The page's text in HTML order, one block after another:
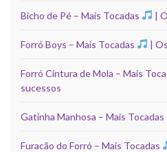
Bicho de Pé – Mais Tocadas |
Forró Boys – Mais Tocadas |
Forró Cintura de Mola – Mais
sucessos
Gatinha Manhosa – Mais Tocadas
Furacão do Forró – Mais Tocadas